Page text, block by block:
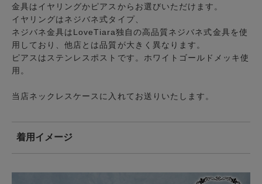
金具はイヤリングかピアスからお選びいただけます。
イヤリングはネジバネ式タイプ、
ネジバネ金具はLoveTiara独自の高品質ネジバネ式金具を使
用しており、他店とは品質が大きく異なります。
ピアスはステンレスポストです。ホワイトゴールドメッキ使
用。
当店ネックレスケースに入れてお送りいたします。
着用イメージ